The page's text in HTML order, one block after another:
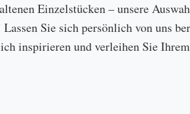
Einzelstücken – unsere
Sie sich persönlich von uns
inspirieren und verleihen Sie